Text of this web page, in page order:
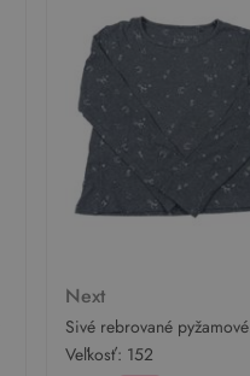
Next
Sivé rebrované pyžamové
tričko s vesmírom Next
Veľkosť: 152